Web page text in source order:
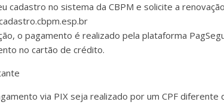
cadastro no sistema da CBPM e solicite a
o pagamento é realizado pela plataforma
no cartão de crédito.
via PIX seja realizado por um CPF diferente